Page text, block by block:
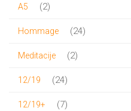
A5 22
Hommage 2424
Meditacije 22
12/19 2424
12/19+ 77